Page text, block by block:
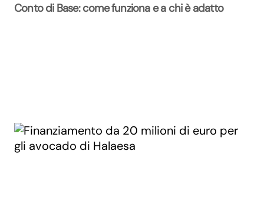
Conto di Base: come funziona e a chi è adatto